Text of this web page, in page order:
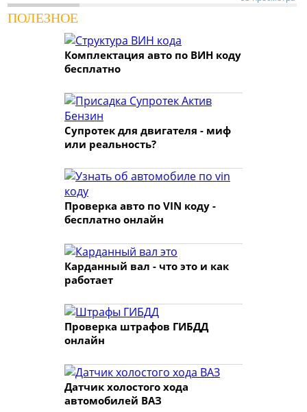
ПОЛЕЗНОЕ
Комплектация авто по ВИН коду
бесплатно
Супротек для двигателя - миф
или реальность?
Проверка авто по VIN коду -
бесплатно онлайн
Карданный вал - что это и как
работает
Проверка штрафов ГИБДД
онлайн
Датчик холостого хода
автомобилей ВАЗ